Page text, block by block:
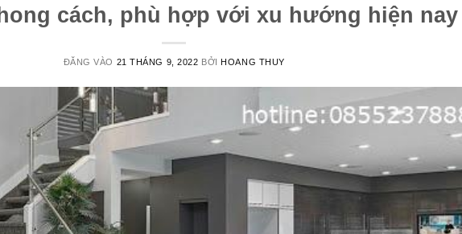
cách, phù hợp với xu hướng hiện nay
ĐĂNG VÀO 21 THÁNG 9, 2022 BỞIHOANG THUY